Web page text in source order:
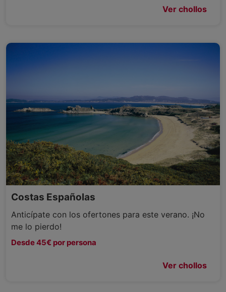
Ver chollos
Costas Españolas
Anticípate con los ofertones para este verano. ¡No
me lo pierdo!
Desde 45€ por persona
Ver chollos